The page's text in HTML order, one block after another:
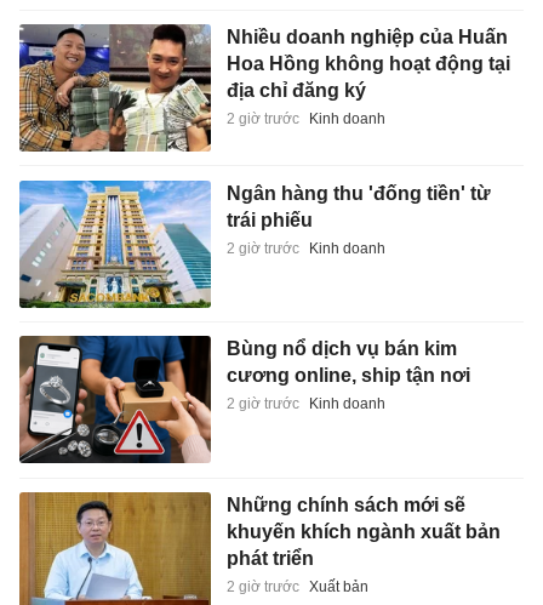
Nhiều doanh nghiệp của Huấn
Hoa Hồng không hoạt động tại
địa chỉ đăng ký
2 giờ trước Kinh doanh
Ngân hàng thu 'đống tiền' từ
trái phiếu
2 giờ trước Kinh doanh
Bùng nổ dịch vụ bán kim
cương online, ship tận nơi
2 giờ trước Kinh doanh
Những chính sách mới sẽ
khuyến khích ngành xuất bản
phát triển
2 giờ trước Xuất bản